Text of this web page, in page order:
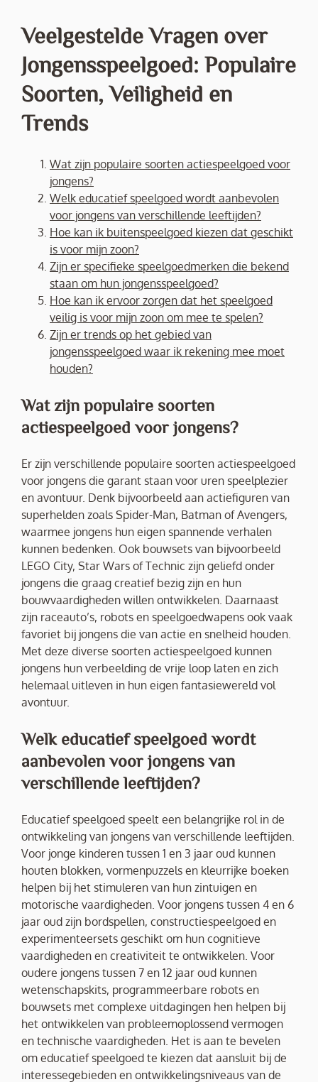
Veelgestelde Vragen over
Jongensspeelgoed: Populaire
Soorten, Veiligheid en
Trends
Wat zijn populaire soorten actiespeelgoed voor
jongens?
Welk educatief speelgoed wordt aanbevolen
voor jongens van verschillende leeftijden?
Hoe kan ik buitenspeelgoed kiezen dat geschikt
is voor mijn zoon?
Zijn er specifieke speelgoedmerken die bekend
staan om hun jongensspeelgoed?
Hoe kan ik ervoor zorgen dat het speelgoed
veilig is voor mijn zoon om mee te spelen?
Zijn er trends op het gebied van
jongensspeelgoed waar ik rekening mee moet
houden?
Wat zijn populaire soorten
actiespeelgoed voor jongens?
Er zijn verschillende populaire soorten actiespeelgoed
voor jongens die garant staan voor uren speelplezier
en avontuur. Denk bijvoorbeeld aan actiefiguren van
superhelden zoals Spider-Man, Batman of Avengers,
waarmee jongens hun eigen spannende verhalen
kunnen bedenken. Ook bouwsets van bijvoorbeeld
LEGO City, Star Wars of Technic zijn geliefd onder
jongens die graag creatief bezig zijn en hun
bouwvaardigheden willen ontwikkelen. Daarnaast
zijn raceauto’s, robots en speelgoedwapens ook vaak
favoriet bij jongens die van actie en snelheid houden.
Met deze diverse soorten actiespeelgoed kunnen
jongens hun verbeelding de vrije loop laten en zich
helemaal uitleven in hun eigen fantasiewereld vol
avontuur.
Welk educatief speelgoed wordt
aanbevolen voor jongens van
verschillende leeftijden?
Educatief speelgoed speelt een belangrijke rol in de
ontwikkeling van jongens van verschillende leeftijden.
Voor jonge kinderen tussen 1 en 3 jaar oud kunnen
houten blokken, vormenpuzzels en kleurrijke boeken
helpen bij het stimuleren van hun zintuigen en
motorische vaardigheden. Voor jongens tussen 4 en 6
jaar oud zijn bordspellen, constructiespeelgoed en
experimenteersets geschikt om hun cognitieve
vaardigheden en creativiteit te ontwikkelen. Voor
oudere jongens tussen 7 en 12 jaar oud kunnen
wetenschapskits, programmeerbare robots en
bouwsets met complexe uitdagingen hen helpen bij
het ontwikkelen van probleemoplossend vermogen
en technische vaardigheden. Het is aan te bevelen
om educatief speelgoed te kiezen dat aansluit bij de
interessegebieden en ontwikkelingsniveaus van de